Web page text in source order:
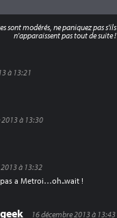
à 13:21
2013 à 13:30
à 13:32
pas a Metroi…oh..wait !
16 décembre 2013 à 13:43
sont modérés, ne paniquez pas s'ils
n'apparaissent pas tout de suite !